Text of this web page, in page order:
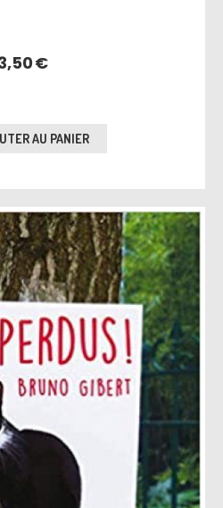
€
AU PANIER